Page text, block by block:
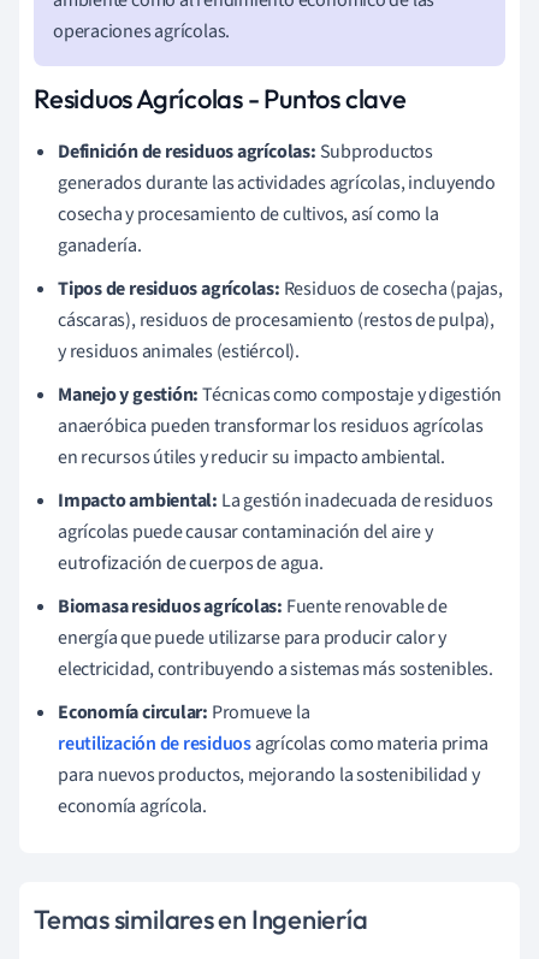
operaciones agrícolas.
Residuos Agrícolas - Puntos clave
Definición de residuos agrícolas: Subproductos
generados durante las actividades agrícolas, incluyendo
cosecha y procesamiento de cultivos, así como la
ganadería.
Tipos de residuos agrícolas: Residuos de cosecha (pajas,
cáscaras), residuos de procesamiento (restos de pulpa),
y residuos animales (estiércol).
Manejo y gestión:Técnicas como compostaje y digestión
anaeróbica pueden transformar los residuos agrícolas
en recursos útiles y reducir su impacto ambiental.
Impacto ambiental: La gestión inadecuada de residuos
agrícolas puede causar contaminación del aire y
eutrofización de cuerpos de agua.
Biomasa residuos agrícolas: Fuente renovable de
energía que puede utilizarse para producir calor y
electricidad, contribuyendo a sistemas más sostenibles.
Economía circular: Promueve la
reutilización de residuosagrícolas como materia prima
para nuevos productos, mejorando la sostenibilidad y
economía agrícola.
Temas similares en Ingeniería